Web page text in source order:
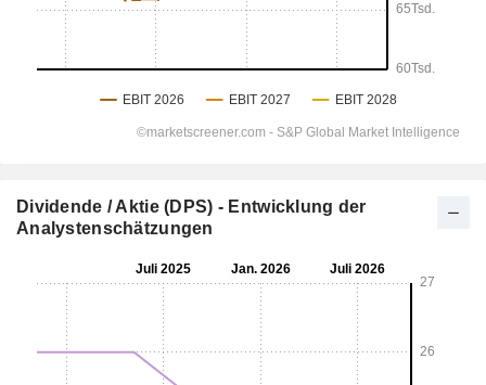
Dividende / Aktie (DPS) - Entwicklung der
Analystenschätzungen